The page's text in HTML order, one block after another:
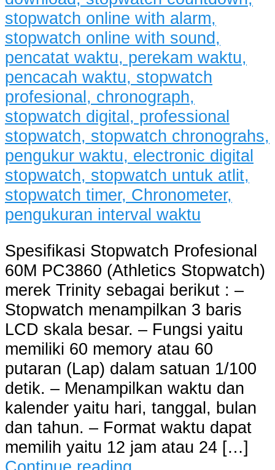
Spesifikasi Stopwatch Profesional
60M PC3860 (Athletics Stopwatch)
merek Trinity sebagai berikut : –
Stopwatch menampilkan 3 baris
LCD skala besar. – Fungsi yaitu
memiliki 60 memory atau 60
putaran (Lap) dalam satuan 1/100
detik. – Menampilkan waktu dan
kalender yaitu hari, tanggal, bulan
dan tahun. – Format waktu dapat
memilih yaitu 12 jam atau 24 […]